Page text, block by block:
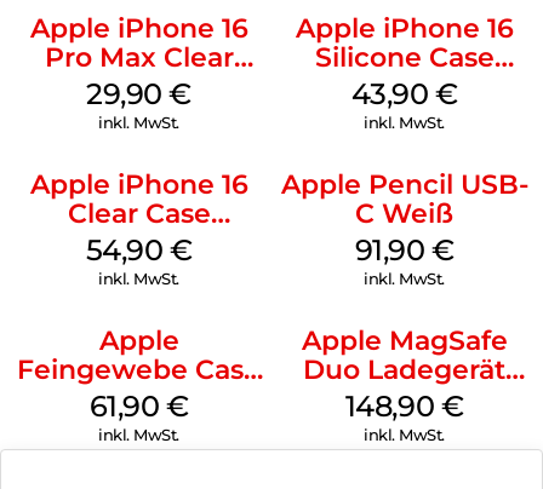
Apple iPhone 16
Pro Max Clear
Case MagSafe
Transparent
29,90€
inkl. MwSt.
Apple iPhone 16
Silicone Case
MagSafe Plum
43,90 €
inkl. MwSt.
Apple iPhone 16
Clear Case
MagSafe
Transparent
54,90 €
inkl. MwSt.
Apple Pencil USB-
C Weiß
91,90 €
inkl. MwSt.
Apple
Feingewebe Case
iPhone 15 Pro
MagSafe Schwarz
61,90 €
inkl. MwSt.
Apple MagSafe
Duo Ladegerät
Weiß
148,90 €
inkl. MwSt.